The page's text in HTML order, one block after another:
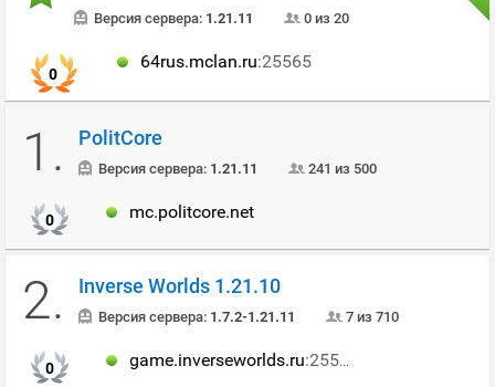
Версия сервера: 1.21.11 0 из 20
0
64rus.mclan.ru:25565
1. PolitCore
Версия сервера: 1.21.11 241 из 500
0 mc.politcore.net
2. Inverse Worlds 1.21.10
Версия сервера: 1.7.2-1.21.11 7 из 710
0 game.inverseworlds.ru:25568